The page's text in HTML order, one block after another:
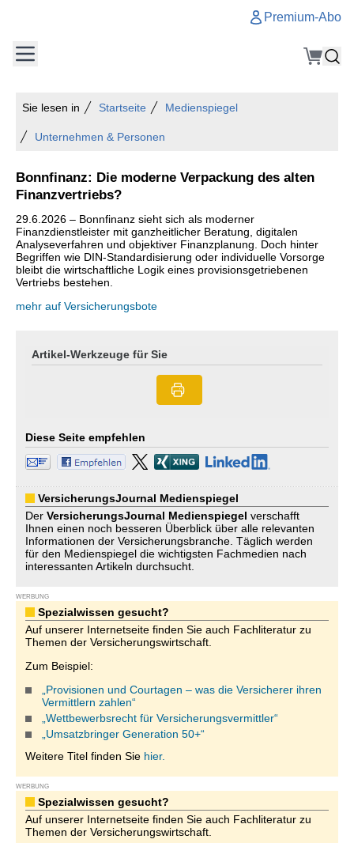
Premium-Abo
Sie lesen in Startseite Medienspiegel
Unternehmen & Personen
Bonnfinanz: Die moderne Verpackung des alten
Finanzvertriebs?
29.6.2026 – Bonnfinanz sieht sich als moderner
Finanzdienstleister mit ganzheitlicher Beratung, digitalen
Analyseverfahren und objektiver Finanzplanung. Doch hinter
Begriffen wie DIN-Standardisierung oder individuelle Vorsorge
bleibt die wirtschaftliche Logik eines provisionsgetriebenen
Vertriebs bestehen.
mehr auf Versicherungsbote
Artikel-Werkzeuge für Sie
Diese Seite empfehlen
VersicherungsJournal Medienspiegel
Der VersicherungsJournal Medienspiegel verschafft
Ihnen einen noch besseren Überblick über alle relevanten
Informationen der Versicherungsbranche. Täglich werden
für den Medienspiegel die wichtigsten Fachmedien nach
interessanten Artikeln durchsucht.
WERBUNG
Spezialwissen gesucht?
Auf unserer Internetseite finden Sie auch Fachliteratur zu
Themen der Versicherungswirtschaft.
Zum Beispiel:
„Provisionen und Courtagen – was die Versicherer ihren
Vermittlern zahlen“
„Wettbewerbsrecht für Versicherungsvermittler“
„Umsatzbringer Generation 50+“
Weitere Titel finden Sie hier.
WERBUNG
Spezialwissen gesucht?
Auf unserer Internetseite finden Sie auch Fachliteratur zu
Themen der Versicherungswirtschaft.